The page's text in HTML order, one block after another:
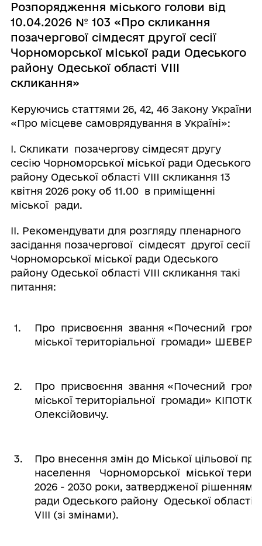
Розпорядження міського голови від
10.04.2026 № 103 «Про скликання
позачергової сімдесят другої сесії
Чорноморської міської ради Одеського
району Одеської області VIІI
скликання»
Керуючись статтями 26, 42, 46 Закону України
«Про місцеве самоврядування в Україні»:
І. Скликати позачергову сімдесят другу
сесію Чорноморської міської ради Одеського
району Одеської області VІII скликання 13
квітня 2026 року об 11.00 в приміщенні
міської ради.
ІІ. Рекомендувати для розгляду пленарного
засідання позачергової сімдесят другої сесії
Чорноморської міської ради Одеського
району Одеської області VIIІ скликання такі
питання:
1.
Про присвоєння звання «Почесний
міської територіальної громади»
2.
Про присвоєння звання «Почесний
міської територіальної громади» КІПОТЮ
Олексійовичу.
3.
Про внесення змін до Міської цільової
населення Чорноморської міської
2026 - 2030 роки, затвердженої рішенням
ради Одеського району Одеської області
VIІІ (зі змінами).